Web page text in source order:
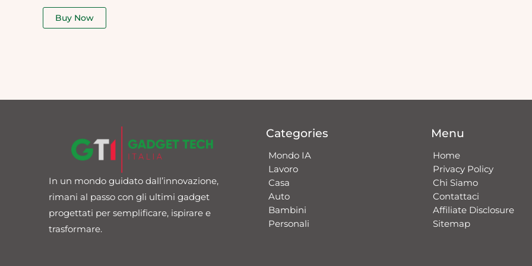
out
Buy Now
In un mondo guidato dall’innovazione,
rimani al passo con gli ultimi gadget
progettati per semplificare, ispirare e
trasformare.
Categories
Mondo IA
Lavoro
Casa
Auto
Bambini
Personali
Menu
Home
Privacy Policy
Chi Siamo
Contattaci​
Affiliate Disclosure
Sitemap